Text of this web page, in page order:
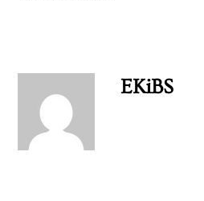
EKiBS